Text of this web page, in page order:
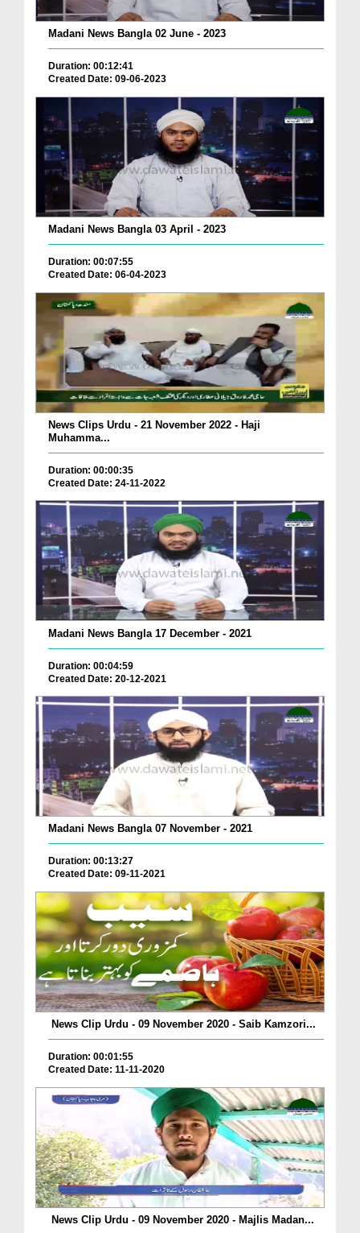
Madani News Bangla 02 June - 2023
Duration: 00:12:41
Created Date: 09-06-2023
Madani News Bangla 03 April - 2023
Duration: 00:07:55
Created Date: 06-04-2023
News Clips Urdu - 21 November 2022 - Haji
Muhamma...
Duration: 00:00:35
Created Date: 24-11-2022
Madani News Bangla 17 December - 2021
Duration: 00:04:59
Created Date: 20-12-2021
Madani News Bangla 07 November - 2021
Duration: 00:13:27
Created Date: 09-11-2021
News Clip Urdu - 09 November 2020 - Saib Kamzori...
Duration: 00:01:55
Created Date: 11-11-2020
News Clip Urdu - 09 November 2020 - Majlis Madan...